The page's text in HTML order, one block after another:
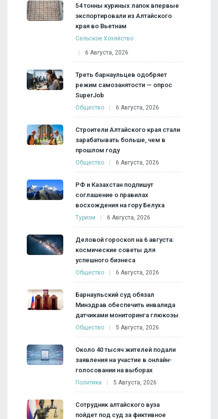
54 тонны куриных лапок впервые
экспортировали из Алтайского
края во Вьетнам
Сельское Хозяйство
6 Августа, 2026
Треть барнаульцев одобряет
режим самозанятости — опрос
SuperJob
Общество 6 Августа, 2026
Строители Алтайского края стали
зарабатывать больше, чем в
прошлом году
Общество 6 Августа, 2026
РФ и Казахстан подпишут
соглашение о правилах
восхождения на гору Белуха
Туризм 6 Августа, 2026
Деловой гороскоп на 6 августа:
космические советы для
успешного бизнеса
Общество 6 Августа, 2026
Барнаульский суд обязал
Минздрав обеспечить инвалида
датчиками мониторинга глюкозы
Общество 5 Августа, 2026
Около 40 тысяч жителей подали
заявления на участие в онлайн-
голосовании на выборах
Политика 5 Августа, 2026
Сотрудник алтайского вуза
пойдет под суд за фиктивное